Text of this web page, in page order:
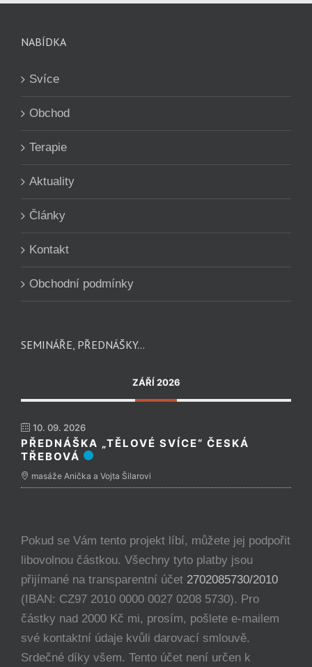
NABÍDKA
Svíce
Obchod
Terapie
Aktuality
Články
Kontakt
Obchodní podmínky
SEMINÁŘE, PŘEDNÁŠKY…
ZÁŘÍ 2026
10. 09. 2026
PŘEDNÁŠKA „TĚLOVÉ SVÍCE“ ČESKÁ
TŘEBOVÁ
masáže Anička a Vojta Šilarovi
Pokud se Vám tento projekt líbí, můžete jej podpořit
libovolnou částkou. Všechny tyto platby jsou
přijímané na transparentní účet 2702085730/2010
(IBAN: CZ97 2010 0000 0027 0208 5730). Pro
částky nad 2000 Kč mi, prosím, pošlete e-mailem
své kontaktní údaje kvůli darovací smlouvě.
Srdečné díky všem. Tento účet není určen k